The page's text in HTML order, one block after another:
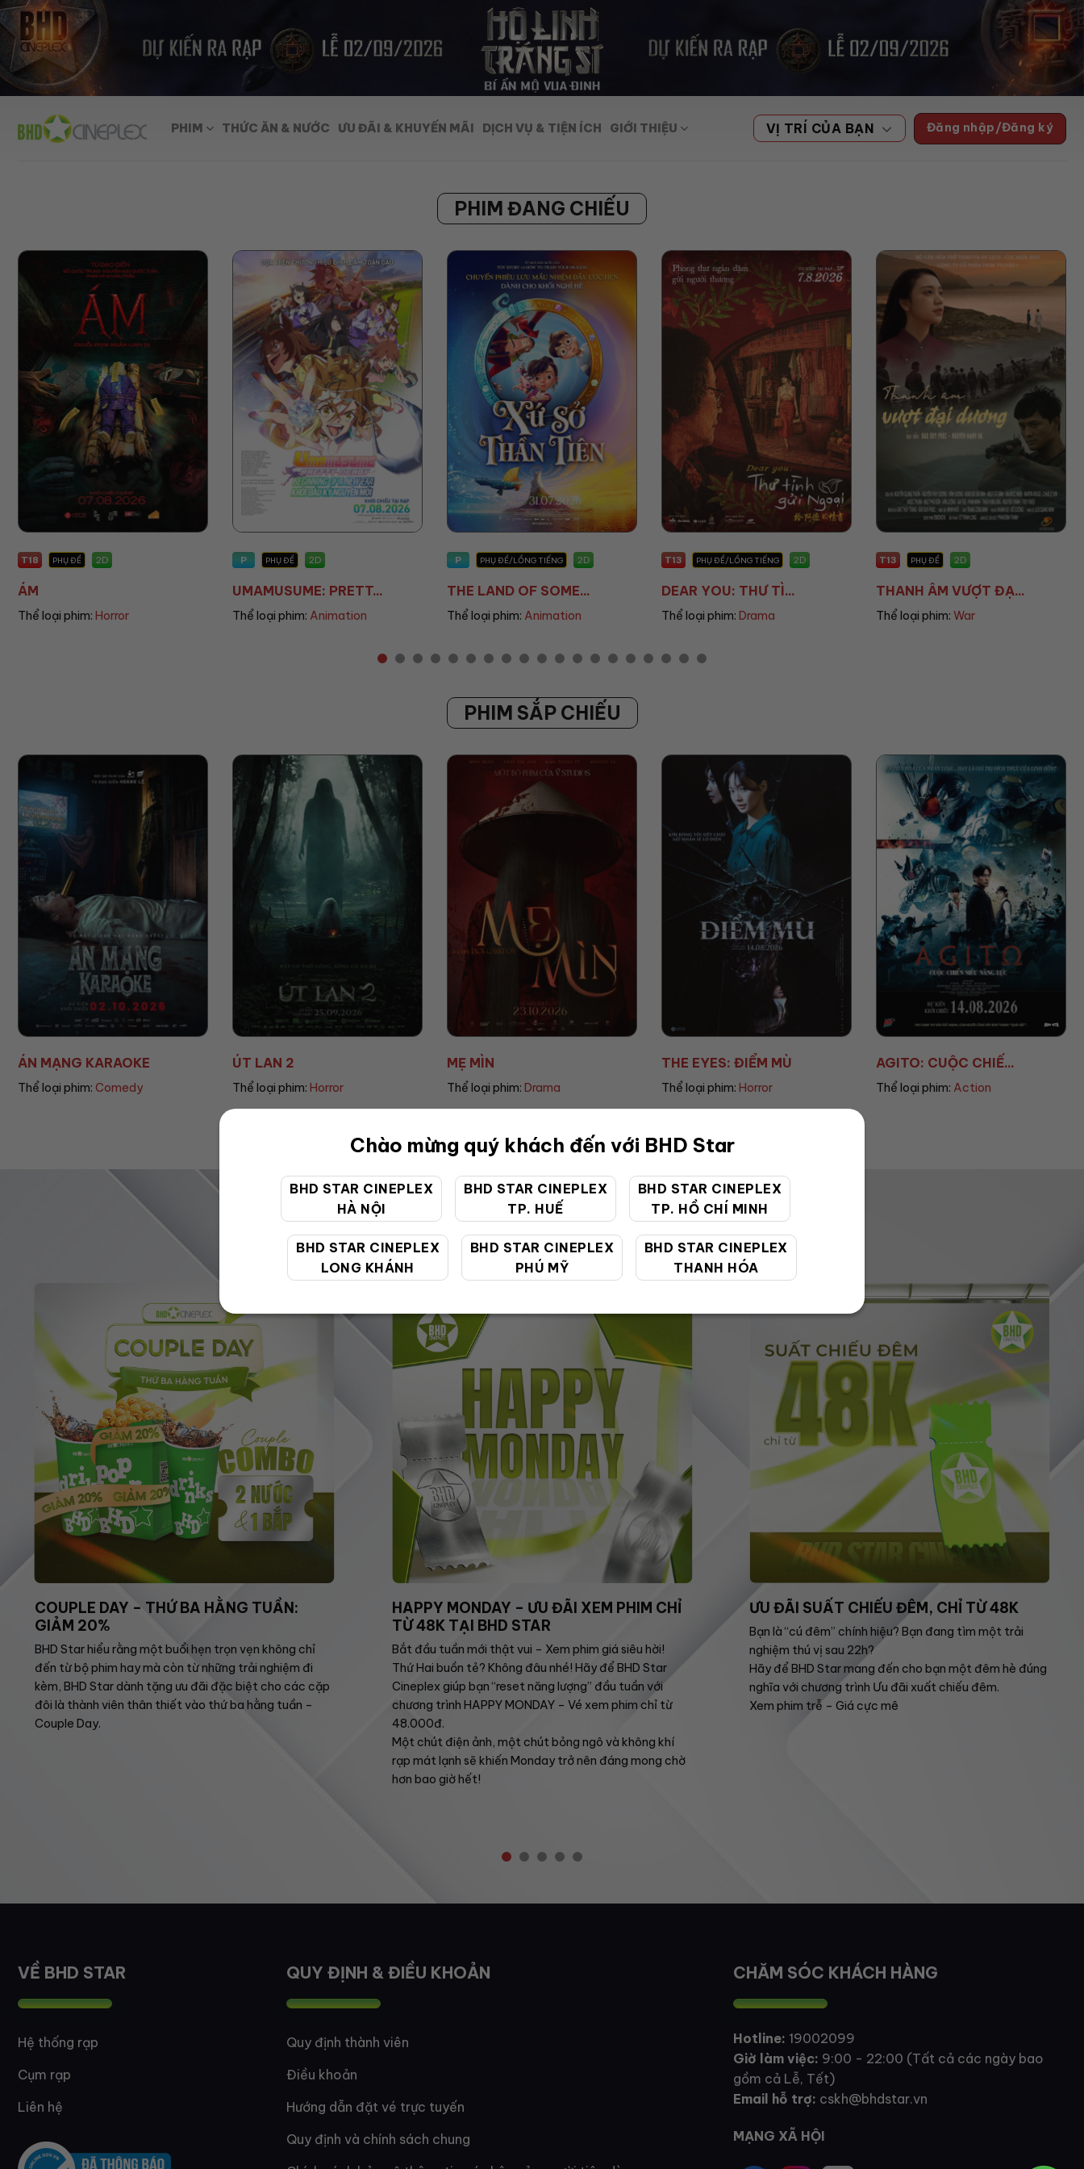
Chào mừng quý khách đến với BHD Star
BHD STAR CINEPLEX
HÀ NỘI
BHD STAR CINEPLEX
TP. HUẾ
BHD STAR CINEPLEX
TP. HỒ CHÍ MINH
BHD STAR CINEPLEX
LONG KHÁNH
BHD STAR CINEPLEX
PHÚ MỸ
BHD STAR CINEPLEX
THANH HÓA
Skip
to
content
PHIM THỨC ĂN & NƯỚC ƯU ĐÃI & KHUYẾN MÃI DỊCH VỤ & TIỆN ÍCH GIỚI THIỆU VỊ TRÍ CỦA BẠN Đăng nhập/Đăng ký
PHIM ĐANG CHIẾU
P PHỤ ĐỀ 2D
UMAMUSUME: PRETT...
Thể loại phim: Animation
P PHỤ ĐỀ/LỒNG TIẾNG
THE LAND OF SOME...
Thể loại phim: Animation
T13 PHỤ ĐỀ/LỒNG TIẾNG 2D
DEAR YOU: THƯ TÌ...
Thể loại phim: Drama
T13 PHỤ ĐỀ 2D
THANH ÂM VƯỢT ĐẠ...
Thể loại phim: War
T16 PHỤ ĐỀ 2D
KIJSADA PARADISE...
Thể loại phim: Horror
PHIM SẮP CHIẾU
ÚT LAN 2
Thể loại phim: Horror
MẸ MÌN
Thể loại phim: Drama
THE EYES: ĐIỂM MÙ
Thể loại phim: Horror
AGITO: CUỘC CHIẾ...
Thể loại phim: Action
AVENGERS: DOOMSD...
Thể loại phim: Sci-fi
ƯU ĐÃI ĐẶC BIỆT
COUPLE DAY – THỨ BA HẰNG TUẦN:
GIẢM 20%
BHD Star hiểu rằng một buổi hẹn trọn vẹn không chỉ
đến từ bộ phim hay mà còn từ những trải nghiệm đi
kèm, BHD Star dành tặng ưu đãi đặc biệt cho các cặp
đôi là thành viên thân thiết vào thứ ba hằng tuần –
Couple Day.
HAPPY MONDAY – ƯU ĐÃI XEM PHIM CHỈ
TỪ 48K TẠI BHD STAR
Bắt đầu tuần mới thật vui – Xem phim giá siêu hời!
Thứ Hai buồn tẻ? Không đâu nhé! Hãy để BHD Star
Cineplex giúp bạn “reset năng lượng” đầu tuần với
chương trình HAPPY MONDAY – Vé xem phim chỉ từ
48.000đ.
Một chút điện ảnh, một chút bỏng ngô và không khí
rạp mát lạnh sẽ khiến Monday trở nên đáng mong chờ
hơn bao giờ hết!
ƯU ĐÃI SUẤT CHIẾU ĐÊM, CHỈ TỪ 48K
Bạn là “cú đêm” chính hiệu? Bạn đang tìm một trải
nghiệm thú vị sau 22h?
Hãy để BHD Star mang đến cho bạn một đêm hè đúng
nghĩa với chương trình Ưu đãi xuất chiếu đêm.
Xem phim trễ – Giá cực mê
VỀ BHD STAR
Hệ thống rạp
Cụm rạp
Liên hệ
QUY ĐỊNH & ĐIỀU KHOẢN
Quy định thành viên
Điều khoản
Hướng dẫn đặt vé trực tuyến
Quy định và chính sách chung
CHĂM SÓC KHÁCH HÀNG
Hotline: 19002099
Giờ làm việc: 9:00 - 22:00 (Tất cả các ngày bao
gồm cả Lễ, Tết)
Email hỗ trợ: cskh@bhdstar.vn
MẠNG XÃ HỘI